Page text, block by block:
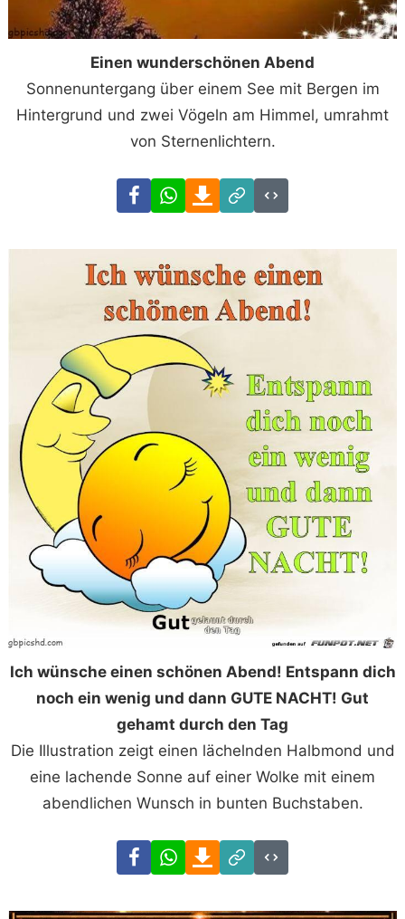
Einen wunderschönen Abend
Sonnenuntergang über einem See mit Bergen im
Hintergrund und zwei Vögeln am Himmel, umrahmt
von Sternenlichtern.
FacebookWhatsAppDownload
Link
Code
Ich wünsche einen schönen Abend! Entspann dich
noch ein wenig und dann GUTE NACHT! Gut
gehamt durch den Tag
Die Illustration zeigt einen lächelnden Halbmond und
eine lachende Sonne auf einer Wolke mit einem
abendlichen Wunsch in bunten Buchstaben.
FacebookWhatsAppDownload
Link
Code